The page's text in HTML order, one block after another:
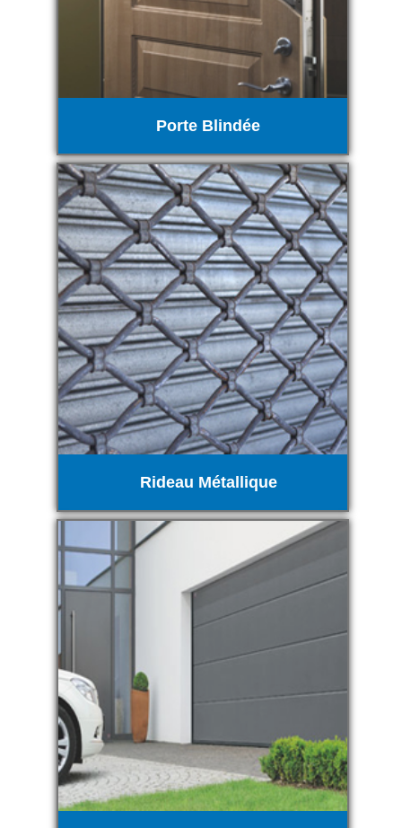
Porte Blindée
Rideau Métallique